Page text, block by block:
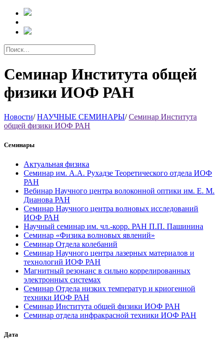
Семинар Института общей
физики ИОФ РАН
Новости/ НАУЧНЫЕ СЕМИНАРЫ/ Семинар Института
общей физики ИОФ РАН
Семинары
Актуальная физика
Семинар им. А.А. Рухадзе Теоретического отдела ИОФ
РАН
Вебинар Научного центра волоконной оптики им. Е. М.
Дианова РАН
Семинар Научного центра волновых исследований
ИОФ РАН
Научный семинар им. чл.-корр. РАН П.П. Пашинина
Cеминар «Физика волновых явлений»
Cеминар Отдела колебаний
Семинар Научного центра лазерных материалов и
технологий ИОФ РАН
Магнитный резонанс в сильно коррелированных
электронных системах
Семинар Отдела низких температур и криогенной
техники ИОФ РАН
Семинар Института общей физики ИОФ РАН
Семинар отдела инфракрасной техники ИОФ РАН
Дата